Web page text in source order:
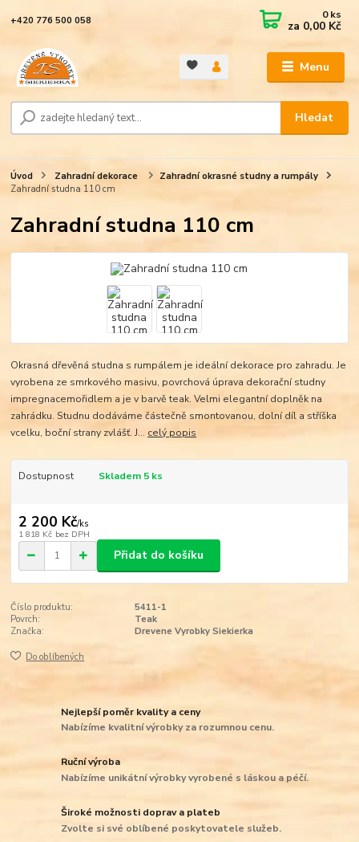
Menu
Hledat
+420 776 500 058 0ks
za 0,00 Kč
Úvod Zahradní dekorace
Zahradní okrasné studny a rumpály
Zahradní studna 110 cm
Zahradní studna 110 cm
Okrasná dřevěná studna s rumpálem je ideální dekorace pro zahradu. Je
vyrobena ze smrkového masivu, povrchová úprava dekorační studny
impregnacemořidlem a je v barvě teak. Velmi elegantní doplněk na
zahrádku. Studnu dodáváme částečně smontovanou, dolní díl a stříška
vcelku, boční strany zvlášť. J... celý popis
Dostupnost Skladem 5 ks
2 200 Kč/ks
1 818 Kč bez DPH
Přidat do košíku
Číslo produktu:
5411-1
Povrch:
Teak
Značka:
Drevene Vyrobky Siekierka
Do oblíbených
Nejlepší poměr kvality a ceny
Nabízíme kvalitní výrobky za rozumnou cenu.
Ruční výroba
Nabízíme unikátní výrobky vyrobené s láskou a péčí.
Široké možnosti doprav a plateb
Zvolte si své oblíbené poskytovatele služeb.